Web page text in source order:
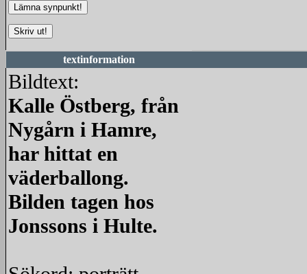
textinformation
Bildtext:
Kalle Östberg, från
Nygårn i Hamre,
har hittat en
väderballong.
Bilden tagen hos
Jonssons i Hulte.